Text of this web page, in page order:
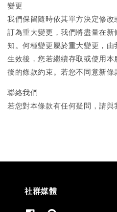
變更
我們保留隨時依其單方決定修
訂為重大變更，我們將盡量在新
知。何種變更屬於重大變更，
生效後，您若繼續存取或使用
後的條款約束。若您不同意新條
聯絡我們
若您對本條款有任何疑問，請與
社群媒體